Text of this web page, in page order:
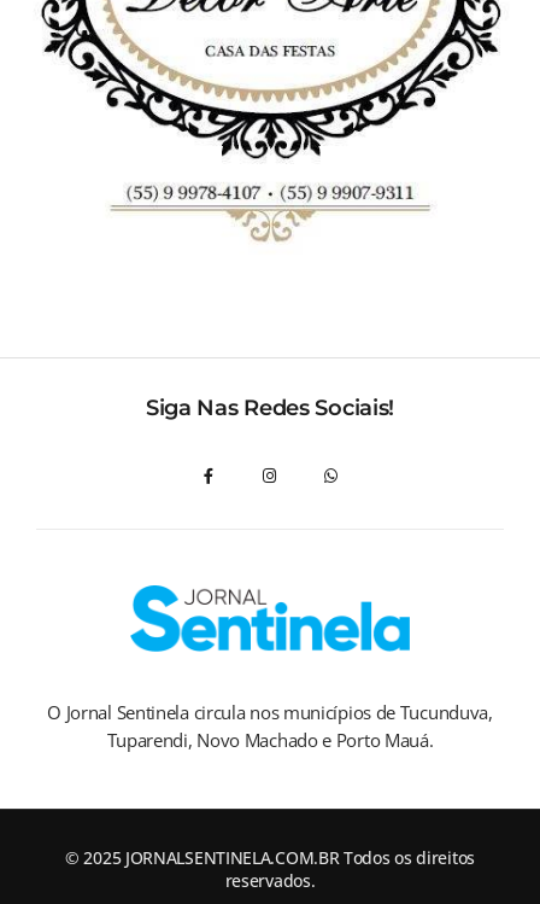
Siga Nas Redes Sociais!
O Jornal Sentinela circula nos municípios de Tucunduva,
Tuparendi, Novo Machado e Porto Mauá.
© 2025 JORNALSENTINELA.COM.BR Todos os direitos
reservados.